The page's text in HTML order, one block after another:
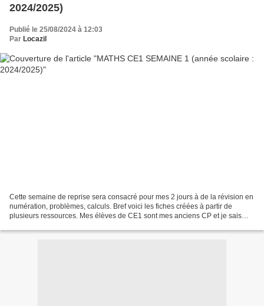
2024/2025)
Publié le 25/08/2024 à 12:03
Par Locazil
Cette semaine de reprise sera consacré pour mes 2 jours à de la révision en
numération, problèmes, calculs. Bref voici les fiches créées à partir de
plusieurs ressources. Mes élèves de CE1 sont mes anciens CP et je sais